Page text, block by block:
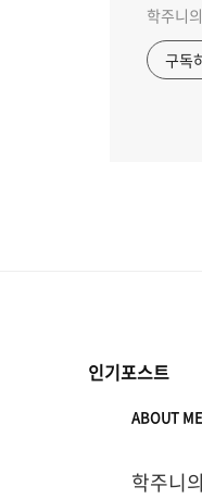
학주니
구독
인기포스트
ABOUT ME
학주니